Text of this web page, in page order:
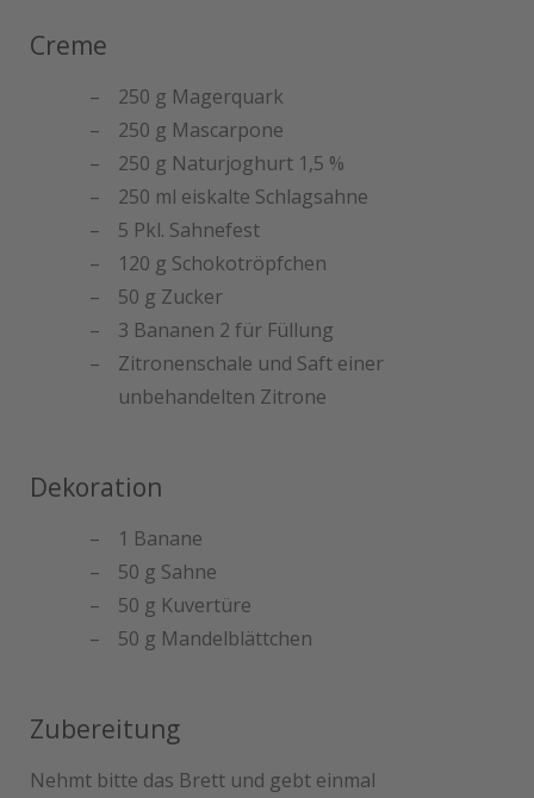
Creme
250 g Magerquark
250 g Mascarpone
250 g Naturjoghurt 1,5 %
250 ml eiskalte Schlagsahne
5 Pkl. Sahnefest
120 g Schokotröpfchen
50 g Zucker
3 Bananen 2 für Füllung
Zitronenschale und Saft einer
unbehandelten Zitrone
Dekoration
1 Banane
50 g Sahne
50 g Kuvertüre
50 g Mandelblättchen
Zubereitung
Nehmt bitte das Brett und gebt einmal